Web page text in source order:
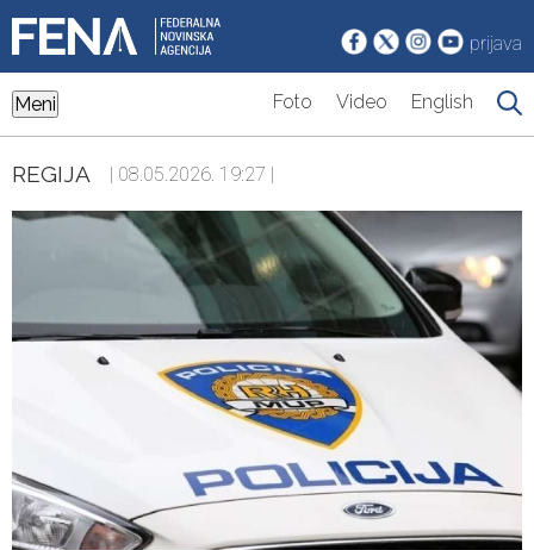
prijava
Meni Foto Video English
REGIJA | 08.05.2026. 19:27 |